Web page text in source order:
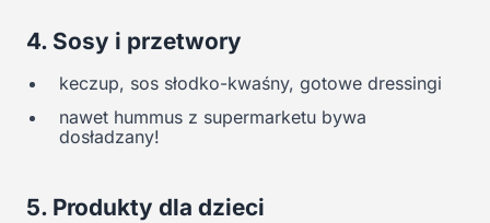
4. Sosy i przetwory
keczup, sos słodko-kwaśny, gotowe dressingi
nawet hummus z supermarketu bywa
dosładzany!
5. Produkty dla dzieci